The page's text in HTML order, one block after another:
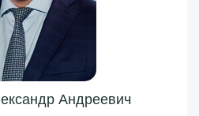
Андреевич